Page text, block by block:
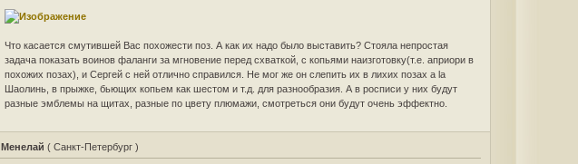
Что касается смутившей Вас похожести поз. А как их надо было выставить? Стояла непростая
задача показать воинов фаланги за мгновение перед схваткой, с копьями наизготовку(т.е. априори в
похожих позах), и Сергей с ней отлично справился. Не мог же он слепить их в лихих позах a la
Шаолинь, в прыжке, бьющих копьем как шестом и т.д. для разнообразия. А в росписи у них будут
разные эмблемы на щитах, разные по цвету плюмажи, смотреться они будут очень эффектно.
Менелай ( Санкт-Петербург )